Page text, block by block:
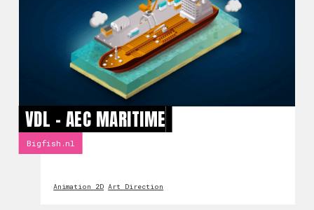
VDL - AEC MARITIME
Bigfish.nl
Animation 2D Art Direction